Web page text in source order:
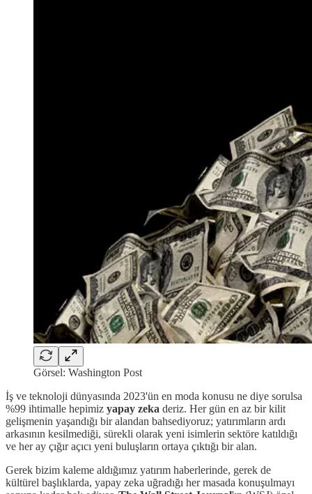
Görsel: Washington Post
İş ve teknoloji dünyasında 2023'ün en moda konusu ne diye sorulsa
%99 ihtimalle hepimiz yapay zeka deriz. Her gün en az bir kilit
gelişmenin yaşandığı bir alandan bahsediyoruz; yatırımların ardı
arkasının kesilmediği, sürekli olarak yeni isimlerin sektöre katıldığı
ve her ay çığır açıcı yeni buluşların ortaya çıktığı bir alan.
Gerek bizim kaleme aldığımız yatırım haberlerinde, gerek de
kültürel başlıklarda, yapay zeka uğradığı her masada konuşulmayı